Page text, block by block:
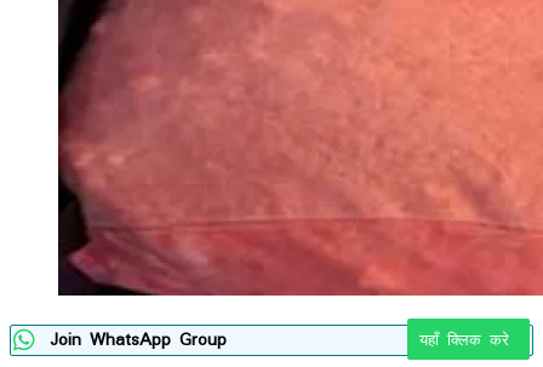
Join WhatsApp Group यहाँ क्लिक करे